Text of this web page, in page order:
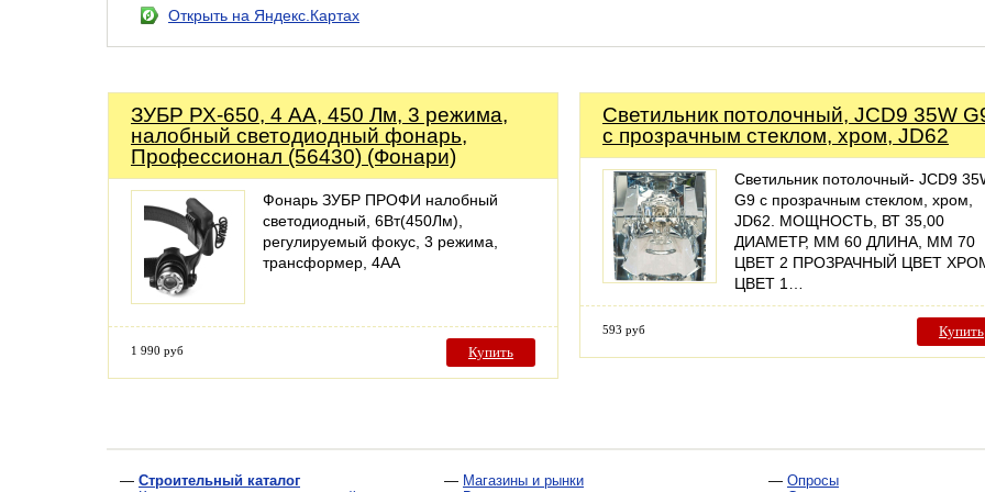
Открыть на Яндекс.Картах
ЗУБР РХ-650, 4 AA, 450 Лм, 3 режима,
налобный светодиодный фонарь,
Профессионал (56430) (Фонари)
Фонарь ЗУБР ПРОФИ налобный
светодиодный, 6Вт(450Лм),
регулируемый фокус, 3 режима,
трансформер, 4АА
1 990 руб Купить
Светильник потолочный, JCD9 35W
с прозрачным стеклом, хром, JD62
Светильник потолочный- JCD9
G9 с прозрачным стеклом, хром,
JD62. МОЩНОСТЬ, ВТ 35,00
ДИАМЕТР, ММ 60 ДЛИНА, ММ 70
ЦВЕТ 2 ПРОЗРАЧНЫЙ ЦВЕТ
ЦВЕТ 1…
593 руб Купить
— Строительный каталог
— Магазины и рынки
— Опросы